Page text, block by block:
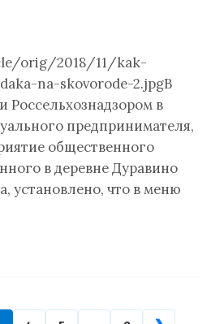
orig/2018/11/kak-
na-skovorode-2.jpgВ
Россельхознадзором в
предпринимателя,
общественного
в деревне Дуравино
установлено, что в меню